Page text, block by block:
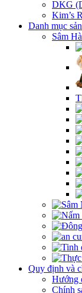
DKG
Kim’s
Danh mục
Sâm
Quy định và
Hướng
Chính